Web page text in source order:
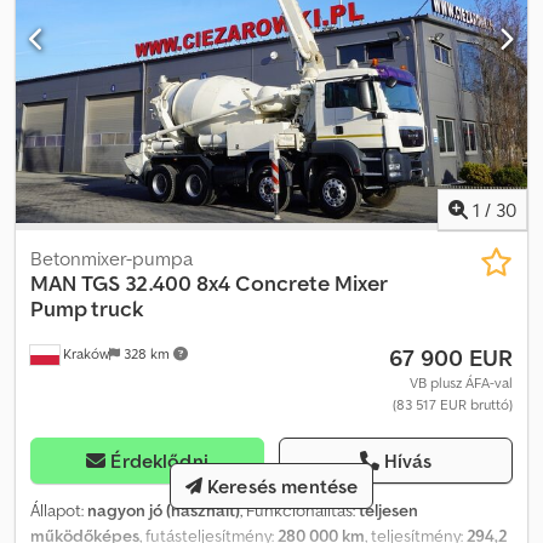
1 / 30
Kraków 328 km
Betonmixer-pumpa
MAN TGS 32.400 8x4 Concrete Mixer
Pump truck
67 900 EUR
VB plusz ÁFA-val
(83 517 EUR bruttó)
Érdeklődni Hívás
Állapot: nagyon jó (használt), Funkcionalitás:teljesen
működőképes, futásteljesítmény:280 000 km, teljesítmény:294,2
Keresés mentése